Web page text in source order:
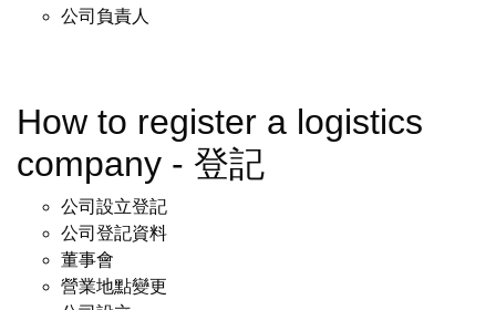
公司負責人
How to register a logistics
company - 登記
公司設立登記
公司登記資料
董事會
營業地點變更